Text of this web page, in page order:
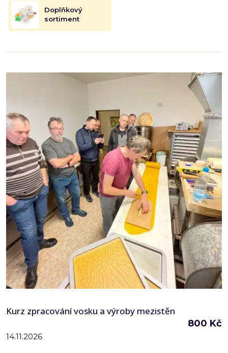
Doplňkový
sortiment
Kurz zpracování vosku a výroby mezistěn
800 Kč
14.11.2026